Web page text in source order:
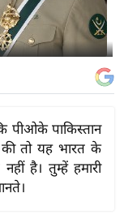
पीओके पाकिस्तान
तो यह भारत के
है। तुम्हें हमारी